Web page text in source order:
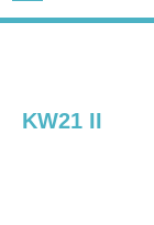
KW21 II